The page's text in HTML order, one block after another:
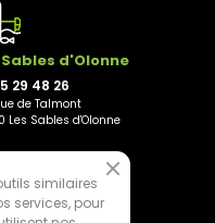
Sables d'Olonne
29 48 26
de Talmont
Les Sables d'Olonne
similaires
services, pour